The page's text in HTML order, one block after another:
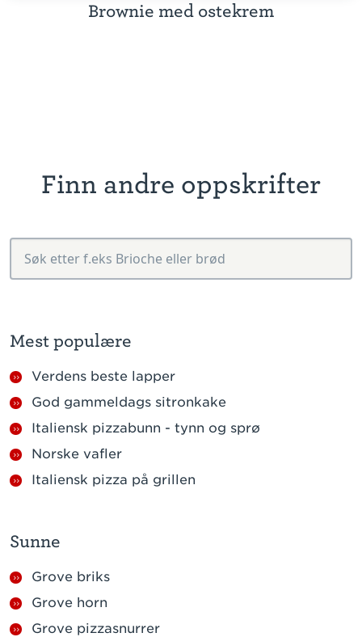
Brownie med ostekrem
Finn andre oppskrifter
Mest populære
Verdens beste lapper
God gammeldags sitronkake
Italiensk pizzabunn - tynn og sprø
Norske vafler
Italiensk pizza på grillen
Sunne
Grove briks
Grove horn
Grove pizzasnurrer